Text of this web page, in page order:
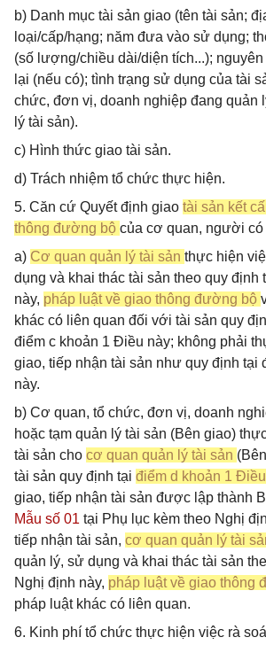
b) Danh mục tài sản giao (tên tài sản;
loại/cấp/hạng; năm đưa vào sử dụng;
(số lượng/chiều dài/diện tích...);
lại (nếu có); tình trạng sử dụng của tài
chức, đơn vị, doanh nghiệp đang quản
lý tài sản).
c) Hình thức giao tài sản.
d) Trách nhiệm tổ chức thực hiện.
5. Căn cứ Quyết định giao tài sản kết
thông đường bộ của cơ quan, người có
a) Cơ quan quản lý tài sản thực hiện
dụng và khai thác tài sản theo quy định
này, pháp luật về giao thông đường bộ
khác có liên quan đối với tài sản quy
điểm c khoản 1 Điều này; không phải
giao, tiếp nhận tài sản như quy định tại
này.
b) Cơ quan, tổ chức, đơn vị, doanh
hoặc tạm quản lý tài sản (Bên giao)
tài sản cho cơ quan quản lý tài sản
tài sản quy định tại điểm d khoản 1
giao, tiếp nhận tài sản được lập thành
Mẫu số 01 tại Phụ lục kèm theo Nghị
tiếp nhận tài sản, cơ quan quản lý tài
quản lý, sử dụng và khai thác tài sản
Nghị định này, pháp luật về giao thông
pháp luật khác có liên quan.
6. Kinh phí tổ chức thực hiện việc rà